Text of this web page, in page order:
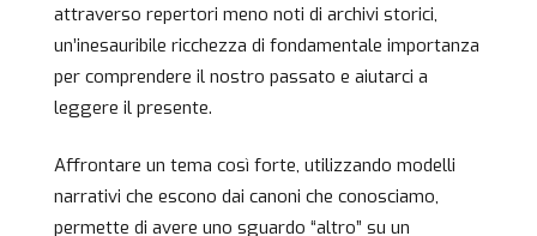
attraverso repertori meno noti di archivi storici,
un’inesauribile ricchezza di fondamentale importanza
per comprendere il nostro passato e aiutarci a
leggere il presente.
Affrontare un tema così forte, utilizzando modelli
narrativi che escono dai canoni che conosciamo,
permette di avere uno sguardo “altro” su un